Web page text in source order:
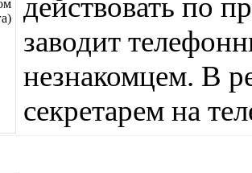
действовать по
заводит
незнакомцем. В
секретарем на